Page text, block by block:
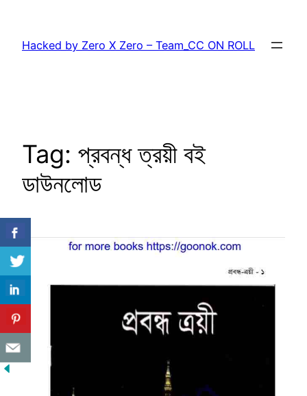
content
Hacked by Zero X Zero – Team_CC ON ROLL
Tag: প্রবন্ধ ত্রয়ী বই
ডাউনলোড